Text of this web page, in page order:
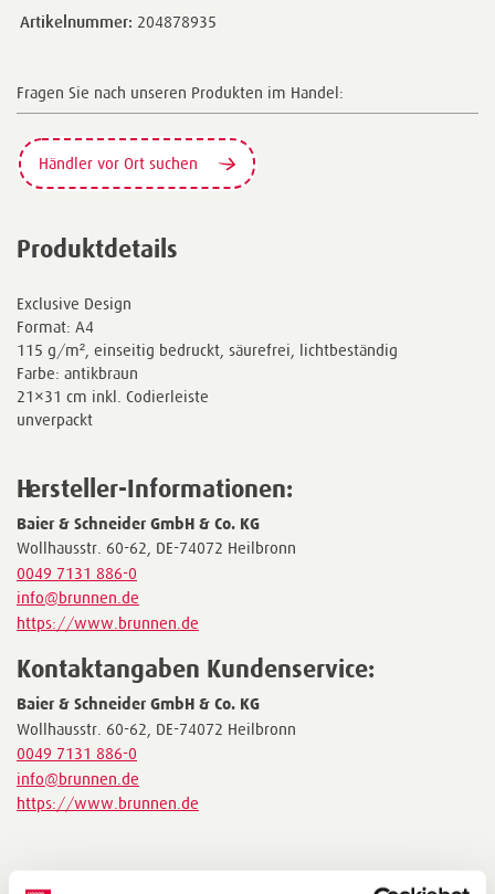
Artikelnummer: 204878935
Fragen Sie nach unseren Produkten im Handel:
Händler vor Ort suchen
Produktdetails
Exclusive Design
Format: A4
115 g/m², einseitig bedruckt, säurefrei, lichtbeständig
Farbe: antikbraun
21×31 cm inkl. Codierleiste
unverpackt
Hersteller-Informationen:
Baier & Schneider GmbH & Co. KG
Wollhausstr. 60-62, DE-74072 Heilbronn
0049 7131 886-0
info@brunnen.de
https://www.brunnen.de
Kontaktangaben Kundenservice:
Baier & Schneider GmbH & Co. KG
Wollhausstr. 60-62, DE-74072 Heilbronn
0049 7131 886-0
info@brunnen.de
https://www.brunnen.de